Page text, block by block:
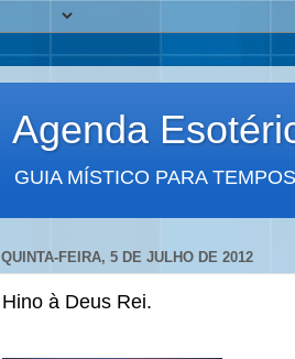
Agenda
GUIA MÍSTICO PARA
QUINTA-FEIRA, 5 DE JULHO DE 2012
Hino à Deus Rei.